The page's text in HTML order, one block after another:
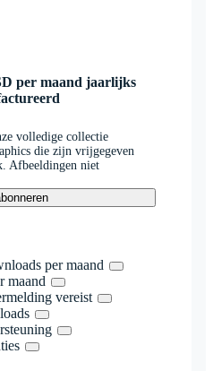
per maand jaarlijks
volledige collectie
die zijn vrijgegeven
Afbeeldingen niet
per maand
maand
vereist